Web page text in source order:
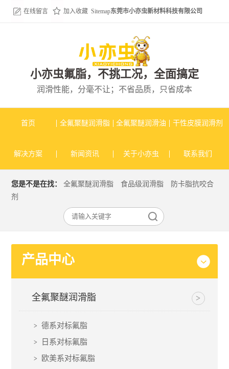
在线留言 加入收藏 Sitemap东莞市小亦虫新材料科技有限公司
小亦虫氟脂，不挑工况，全面搞定
润滑性能，分毫不让；不省品质，只省成本
首页 全氟聚醚润滑脂 全氟聚醚润滑油 干性皮膜润滑剂
解决方案 新闻资讯 关于小亦虫 联系我们
您是不是在找：全氟聚醚润滑脂 食品级润滑脂
防卡脂抗咬合
剂
产品中心
全氟聚醚润滑脂
德系对标氟脂
日系对标氟脂
欧美系对标氟脂